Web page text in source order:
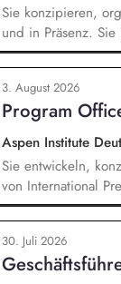
Sie konzipieren,
und in Präsenz.
Technologie,
Veranstaltungen,
Sie identifizieren
Wirtschaft,
3. August 2026
Program
Aspen Institute
Sie entwickeln,
von International
hin zu besonderen
hochrangige
Wissenschaft,
30. Juli 2026